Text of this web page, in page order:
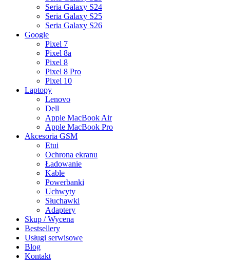
Seria Galaxy S24
Seria Galaxy S25
Seria Galaxy S26
Google
Pixel 7
Pixel 8a
Pixel 8
Pixel 8 Pro
Pixel 10
Laptopy
Lenovo
Dell
Apple MacBook Air
Apple MacBook Pro
Akcesoria GSM
Etui
Ochrona ekranu
Ładowanie
Kable
Powerbanki
Uchwyty
Słuchawki
Adaptery
Skup / Wycena
Bestsellery
Usługi serwisowe
Blog
Kontakt